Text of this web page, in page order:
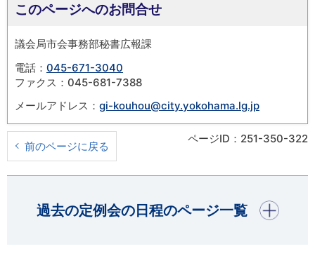
このページへのお問合せ
議会局市会事務部秘書広報課
電話： 045-671-3040
ファクス：045-681-7388
メールアドレス： gi-kouhou@city.yokohama.lg.jp
前のページに戻る
ページID：251-350-322
過去の定例会の日程のページ一覧
開く